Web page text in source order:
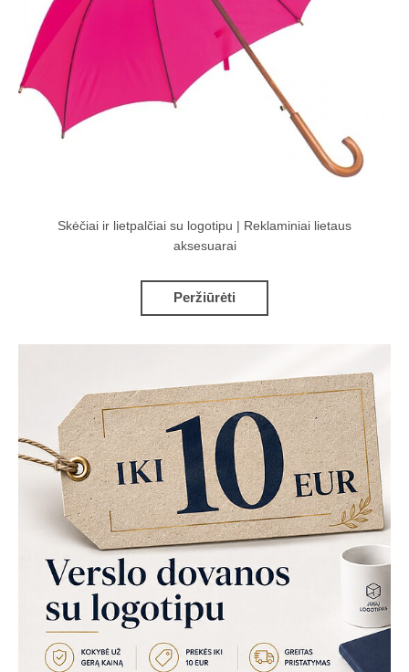
Skėčiai ir lietpalčiai su logotipu | Reklaminiai lietaus
aksesuarai
Peržiūrėti